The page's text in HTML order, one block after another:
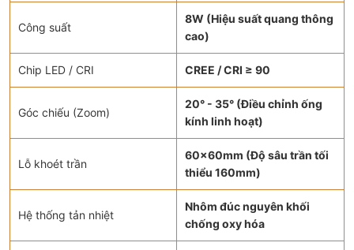
Công suất
8W (Hiệu suất quang thông
cao)
Chip LED / CRI CREE / CRI ≥ 90
Góc chiếu (Zoom)
20° - 35° (Điều chỉnh ống
kính linh hoạt)
Lỗ khoét trần
60x60mm (Độ sâu trần tối
thiểu 160mm)
Hệ thống tản nhiệt
Nhôm đúc nguyên khối
chống oxy hóa